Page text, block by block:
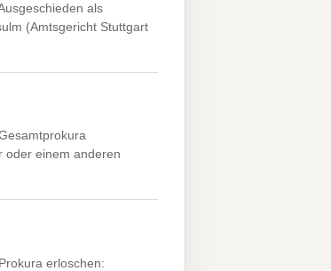
als
(Amtsgericht Stuttgart
oder einem anderen
erloschen: